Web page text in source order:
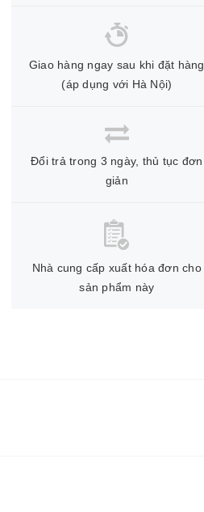
Giao hàng ngay sau khi đặt hàng
(áp dụng với Hà Nội)
Đổi trả trong 3 ngày, thủ tục đơn
giản
Nhà cung cấp xuất hóa đơn cho
sản phẩm này